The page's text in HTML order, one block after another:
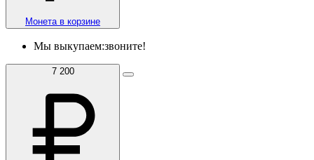
Монета в корзине
Мы выкупаем:звоните!
7 200